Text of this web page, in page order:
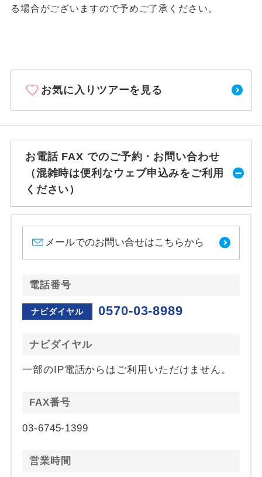
る場合がございますので予めご了承ください。
お気に入りツアーを見る
お電話 FAX でのご予約・お問い合わせ
（混雑時は便利なウェブ申込みをご利用
ください）
メールでのお問い合せはこちらから
電話番号
ナビダイヤル 0570-03-8989
ナビダイヤル
一部のIP電話からはご利用いただけません。
FAX番号
03-6745-1399
営業時間